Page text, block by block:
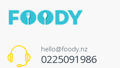
hello@foody.nz
0225091986